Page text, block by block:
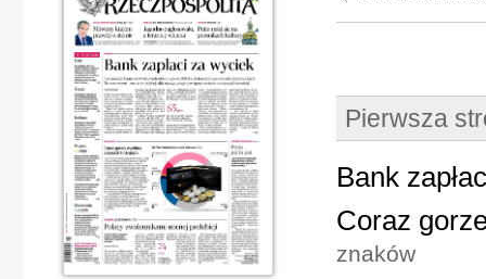
Pierwsza
Bank
Coraz
znaków